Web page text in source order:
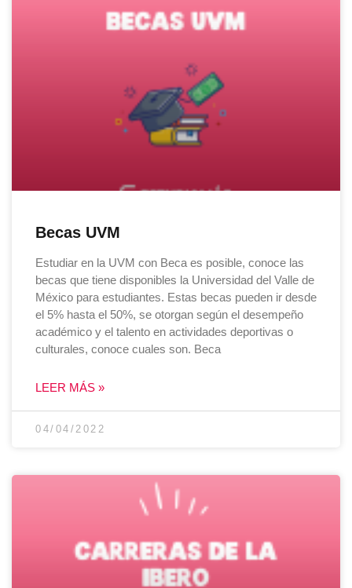
Becas UVM
Estudiar en la UVM con Beca es posible, conoce las
becas que tiene disponibles la Universidad del Valle de
México para estudiantes. Estas becas pueden ir desde
el 5% hasta el 50%, se otorgan según el desempeño
académico y el talento en actividades deportivas o
culturales, conoce cuales son. Beca
LEER MÁS »
04/04/2022